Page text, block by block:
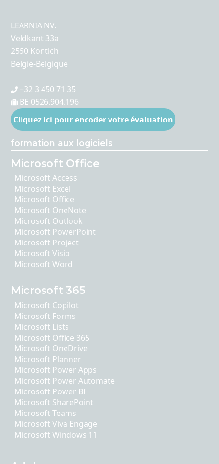
LEARNIA NV.
Veldkant 33a
2550 Kontich
België-Belgique
+32 3 450 71 35
BE 0526.904.196
Cliquez ici pour encoder votre évaluation
formation aux logiciels
Microsoft Office
Microsoft Access
Microsoft Excel
Microsoft Office
Microsoft OneNote
Microsoft Outlook
Microsoft PowerPoint
Microsoft Project
Microsoft Visio
Microsoft Word
Microsoft 365
Microsoft Copilot
Microsoft Forms
Microsoft Lists
Microsoft Office 365
Microsoft OneDrive
Microsoft Planner
Microsoft Power Apps
Microsoft Power Automate
Microsoft Power BI
Microsoft SharePoint
Microsoft Teams
Microsoft Viva Engage
Microsoft Windows 11